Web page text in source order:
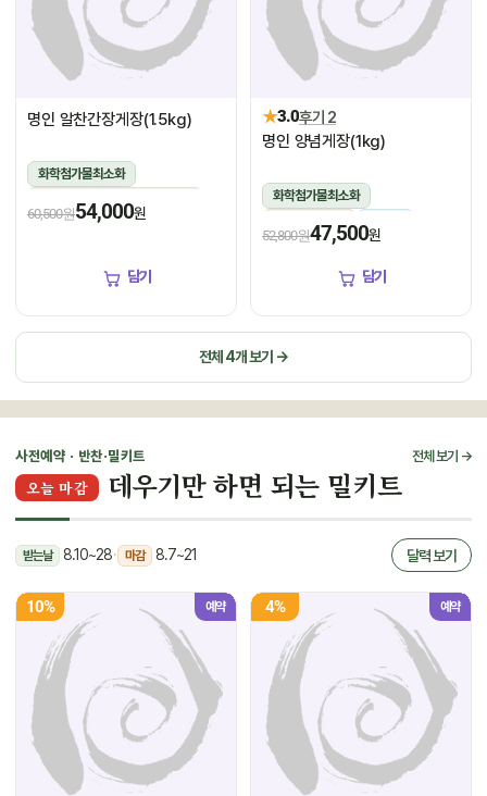
명인 알찬간장게장(1.5kg)
화학첨가물최소화
1.5kg(꽃게450g,장물1,050g)
냉장
60,500원54,000원
담기
★3.0후기 2
명인 양념게장(1kg)
화학첨가물최소화
1kg(5미~6미)
52,800원47,500원
담기
전체 4개 보기 →
사전예약 · 반찬·밀키트 전체 보기 →
오늘 마감 데우기만 하면 되는 밀키트
받는날 8.10~28· 마감 8.7~21 달력 보기
10% 예약 4% 예약